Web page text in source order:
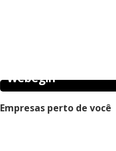
Webegin
Empresas perto de você